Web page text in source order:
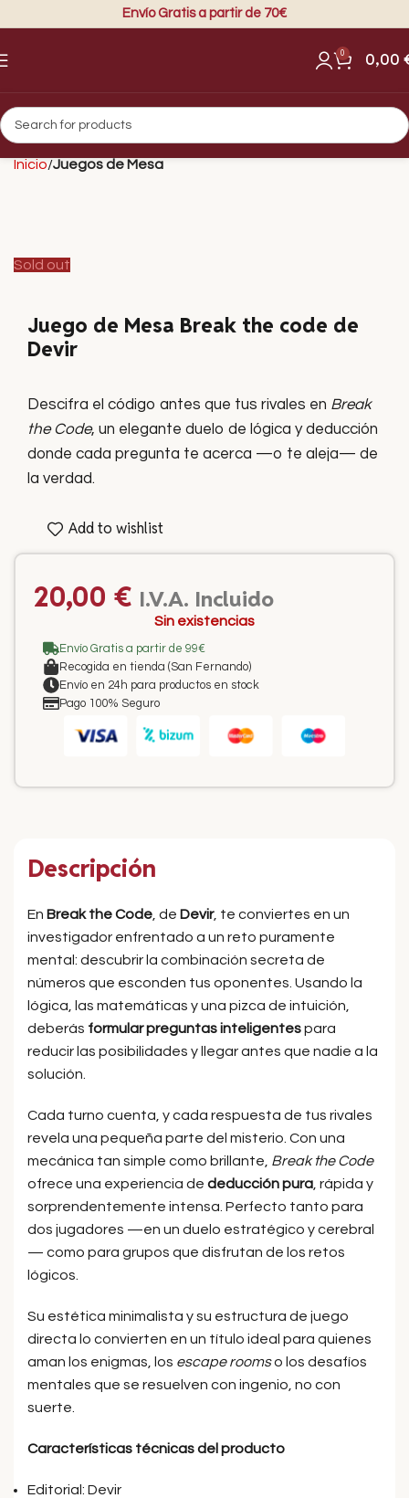
Envío Gratis a partir de 70€
0 0,00
Inicio Juegos de Mesa
Sold out
Juego de Mesa Break the code de
Devir
Descifra el código antes que tus rivales en Break
the Code, un elegante duelo de lógica y deducción
donde cada pregunta te acerca —o te aleja— de
la verdad.
Add to wishlist
20,00 € I.V.A. Incluido
Sin existencias
Envío Gratis a partir de 99€
Recogida en tienda (San Fernando)
Envío en 24h para productos en stock
Pago 100% Seguro
Descripción
En Break the Code , de Devir, te conviertes en un
investigador enfrentado a un reto puramente
mental: descubrir la combinación secreta de
números que esconden tus oponentes. Usando la
lógica, las matemáticas y una pizca de intuición,
deberás formular preguntas inteligentespara
reducir las posibilidades y llegar antes que nadie a la
solución.
Cada turno cuenta, y cada respuesta de tus rivales
revela una pequeña parte del misterio. Con una
mecánica tan simple como brillante, Break the Code
ofrece una experiencia de deducción pura , rápida y
sorprendentemente intensa. Perfecto tanto para
dos jugadores —en un duelo estratégico y cerebral
— como para grupos que disfrutan de los retos
lógicos.
Su estética minimalista y su estructura de juego
directa lo convierten en un título ideal para quienes
aman los enigmas, los escape roomso los desafíos
mentales que se resuelven con ingenio, no con
suerte.
Características técnicas del producto
Editorial: Devir